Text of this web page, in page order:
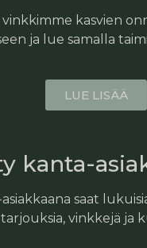
vinkkimme kasvien
ja lue samalla
LUE LISÄÄ
kanta-
saat
tarjouksia, vinkkejä ja